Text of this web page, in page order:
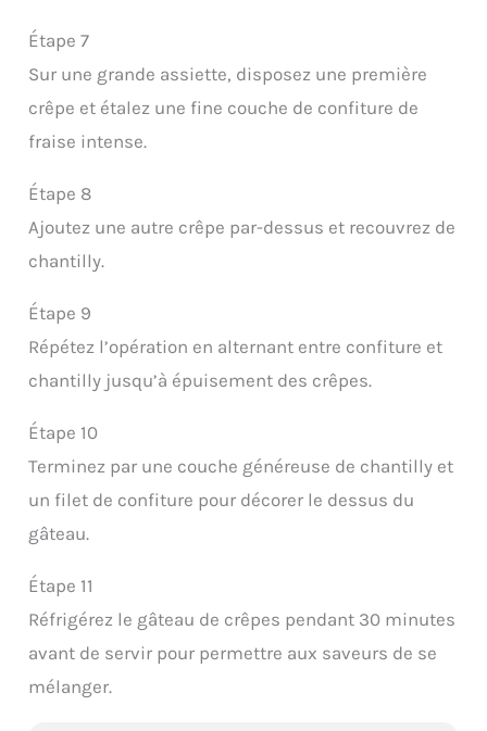
Étape 7
Sur une grande assiette, disposez une première
crêpe et étalez une fine couche de confiture de
fraise intense.
Étape 8
Ajoutez une autre crêpe par-dessus et recouvrez de
chantilly.
Étape 9
Répétez l’opération en alternant entre confiture et
chantilly jusqu’à épuisement des crêpes.
Étape 10
Terminez par une couche généreuse de chantilly et
un filet de confiture pour décorer le dessus du
gâteau.
Étape 11
Réfrigérez le gâteau de crêpes pendant 30 minutes
avant de servir pour permettre aux saveurs de se
mélanger.